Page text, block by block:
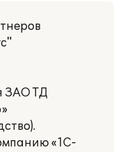
ЗАО ТД
«1С-